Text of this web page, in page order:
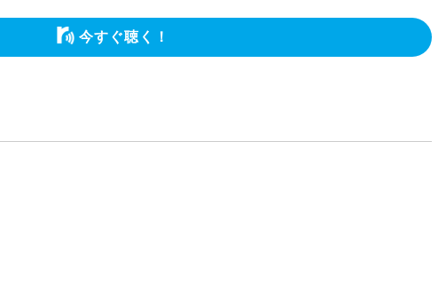
今すぐ聴く！